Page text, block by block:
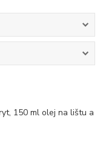
150 ml olej na lištu a